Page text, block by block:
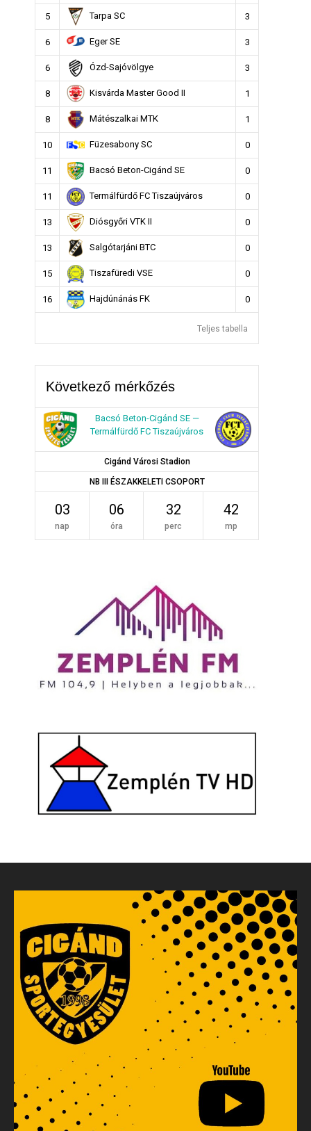
5 Tarpa SC 3
6 Eger SE 3
6 Ózd-Sajóvölgye 3
8 Kisvárda Master Good II 1
8 Mátészalkai MTK 1
10 Füzesabony SC 0
11 Bacsó Beton-Cigánd SE 0
11 Termálfürdő FC Tiszaújváros 0
13 Diósgyőri VTK II 0
13 Salgótarjáni BTC 0
15 Tiszafüredi VSE 0
16 Hajdúnánás FK 0
Teljes tabella
Következő mérkőzés
Bacsó Beton-Cigánd SE —
Termálfürdő FC Tiszaújváros
Cigánd Városi Stadion
NB III ÉSZAKKELETI CSOPORT
03
nap
06
óra
32
perc
41
mp